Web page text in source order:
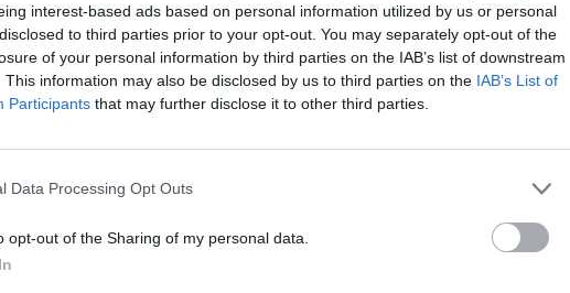
interest-based ads based on personal information utilized by us or personal
to third parties prior to your opt-out. You may separately opt-out of the
of your personal information by third parties on the IAB’s list of downstream
This information may also be disclosed by us to third parties on the IAB’s List of
Participants that may further disclose it to other third parties.
Data Processing Opt Outs
opt-out of the Sharing of my personal data.
il Gemellli